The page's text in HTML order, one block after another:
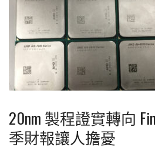
20nm 製程證實轉向
季財報讓人擔憂